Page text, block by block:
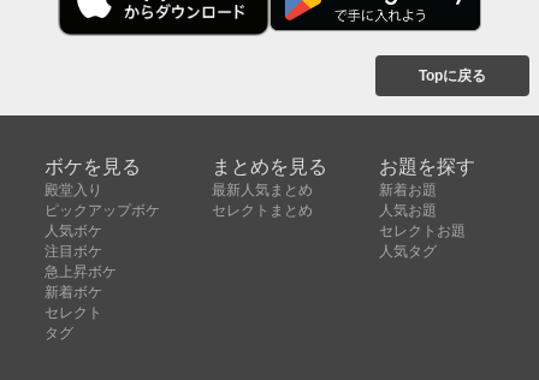
Topに戻る
ボケを見る
殿堂入り
ピックアップボケ
人気ボケ
注目ボケ
急上昇ボケ
新着ボケ
セレクト
タグ
まとめを見る
最新人気まとめ
セレクトまとめ
お題を探す
新着お題
人気お題
セレクトお題
人気タグ